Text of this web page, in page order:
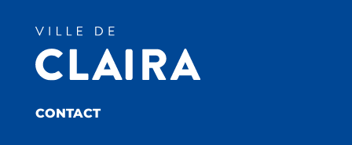
CONTACT